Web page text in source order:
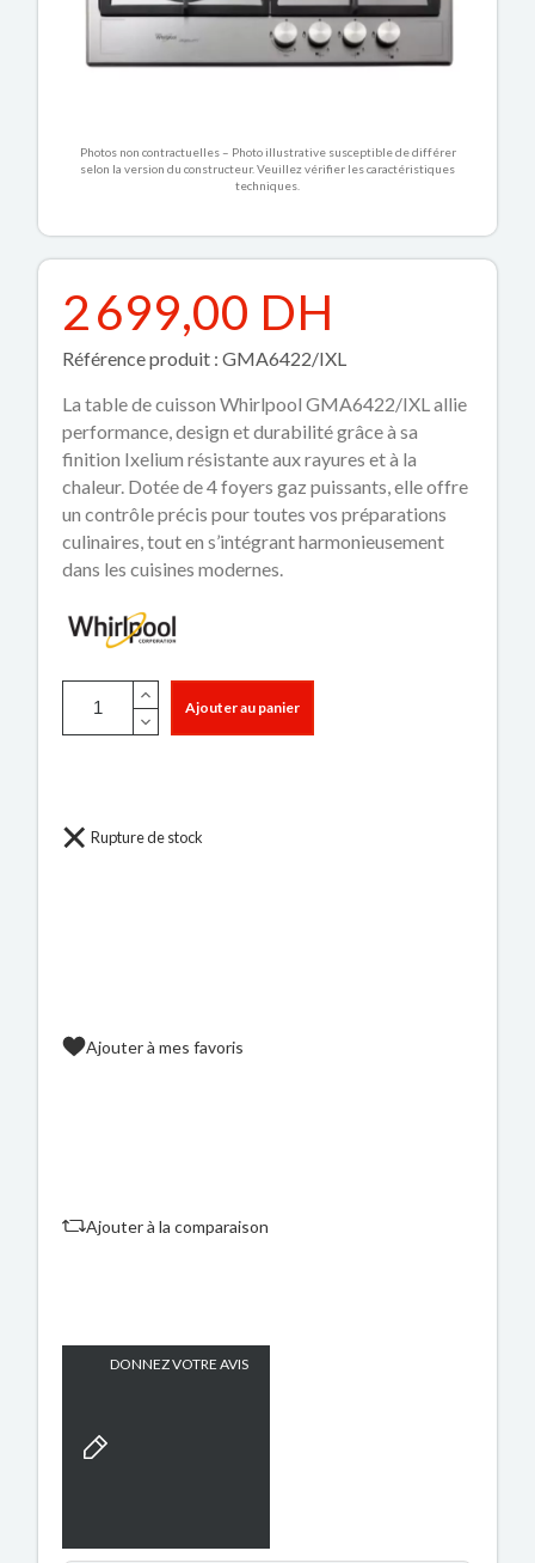
Photos non contractuelles – Photo illustrative susceptible de différer
selon la version du constructeur. Veuillez vérifier les caractéristiques
techniques.
2 699,00 DH
Référence produit : GMA6422/IXL
La table de cuisson Whirlpool GMA6422/IXL allie
performance, design et durabilité grâce à sa
finition Ixelium résistante aux rayures et à la
chaleur. Dotée de 4 foyers gaz puissants, elle offre
un contrôle précis pour toutes vos préparations
culinaires, tout en s’intégrant harmonieusement
dans les cuisines modernes.
Ajouter au panier
Rupture de stock
Ajouter à mes favoris
Ajouter à la comparaison
DONNEZ VOTRE AVIS